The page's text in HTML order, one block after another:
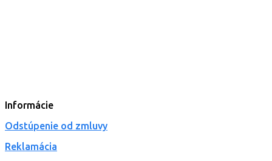
Informácie
Odstúpenie od zmluvy
Reklamácia